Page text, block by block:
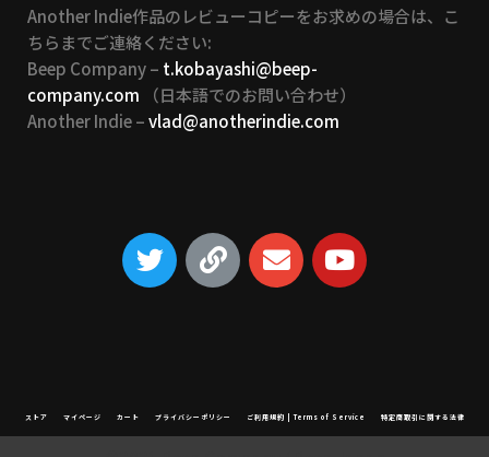
Another Indie作品のレビューコピーをお求めの場合は、こ
ちらまでご連絡ください:
Beep Company – t.kobayashi@beep-
company.com （日本語でのお問い合わせ）
Another Indie –vlad@anotherindie.com
ストア マイページ カート プライバシーポリシー ご利用規約 | Terms of Service 特定商取引に関する法律